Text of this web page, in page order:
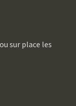
sur place les